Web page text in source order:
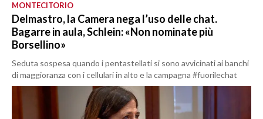
MONTECITORIO
Delmastro, la Camera nega l’uso delle chat.
Bagarre in aula, Schlein: «Non nominate più
Borsellino»
Seduta sospesa quando i pentastellati si sono avvicinati ai banchi
di maggioranza con i cellulari in alto e la campagna #fuorilechat